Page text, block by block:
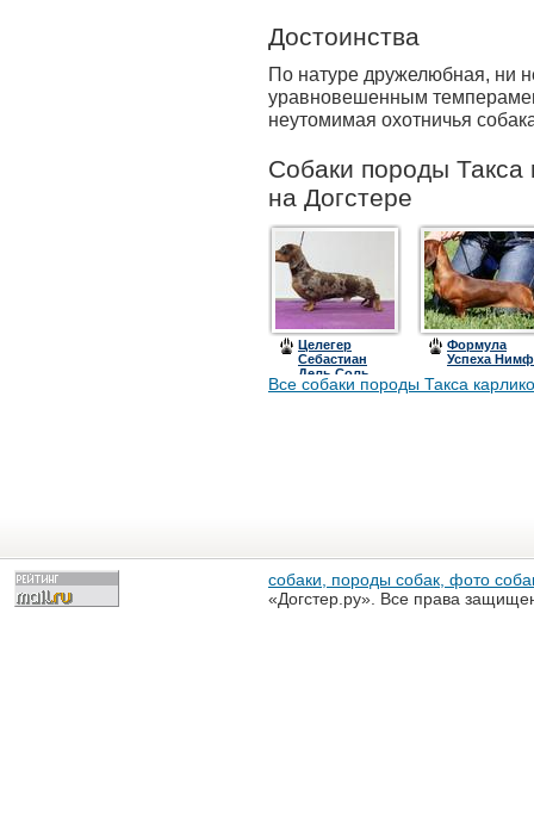
Достоинства
По натуре дружелюбная, ни
уравновешенным
неутомимая охотничья
Собаки породы Такса
на Догстере
Целегер
Себастиан
Дель Соль
Формула
Успеха
Все собаки породы Такса
собаки, породы собак, фото
«Догстер.ру». Все права